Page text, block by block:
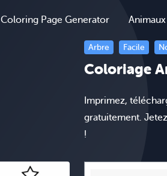
Coloring Page Generator Animaux
Arbre Facile
Coloriage
Imprimez,
gratuitement.
!